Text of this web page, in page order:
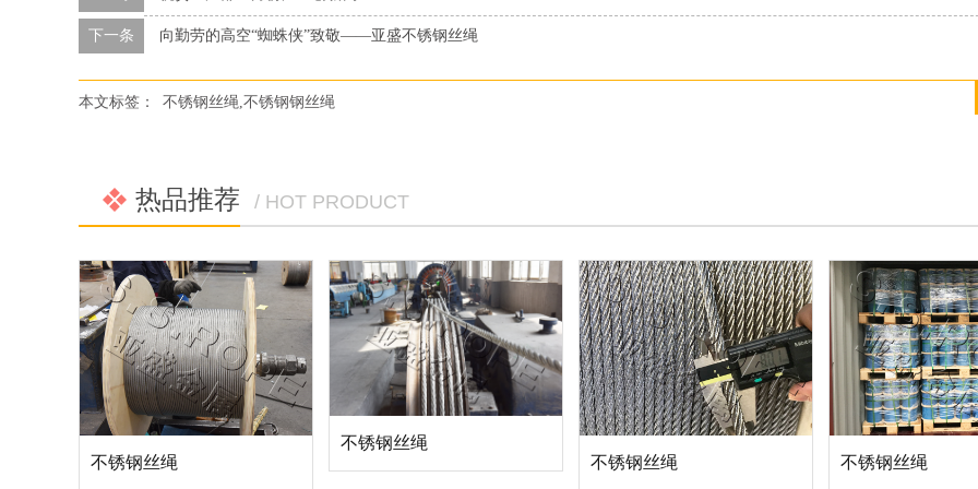
下一条 向勤劳的高空“蜘蛛侠”致敬——亚盛不锈钢丝绳
本文标签： 不锈钢丝绳,不锈钢钢丝绳
热品推荐 / HOT PRODUCT
不锈钢丝绳
不锈钢丝绳
不锈钢丝绳
不锈钢丝绳